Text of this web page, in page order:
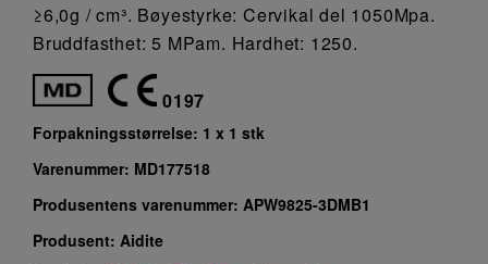
≥6,0g / cm³. Bøyestyrke: Cervikal del 1050Mpa.
Bruddfasthet: 5 MPam. Hardhet: 1250.
0197
Forpakningsstørrelse: 1 x 1 stk
Varenummer: MD177518
Produsentens varenummer: APW9825-3DMB1
Produsent: Aidite